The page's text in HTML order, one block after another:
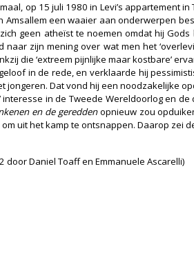
op 15 juli 1980 in Levi’s
Amsallem een waaier aan onderwerpen
geen atheïst te noemen omdat hij
zijn mening over wat men het
die ‘extreem pijnlijke maar kostbare’
in de rede, en verklaarde hij
Dat vond hij een noodzakelijke
in de Tweede Wereldoorlog en
en de gereddenopnieuw zou
uit het kamp te ontsnappen. Daarop zei
door Daniel Toaff en Emmanuele Ascarelli)